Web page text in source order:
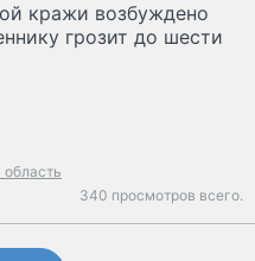
кражи возбуждено
грозит до шести
область
340 просмотров всего.